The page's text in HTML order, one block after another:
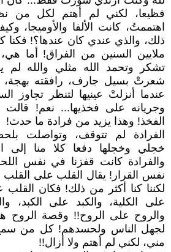
فظيعا، لكني لم أهتم لكل من
اهتممتُ، كانت الألفا والأوميجا،
ذلك، والذي عندي كان عندها؟! فكنا
ملايين السنين من الفراق! أما
تشكر وتحمد الله مثلي والله لم
شعرتْ بسيل جارف، رافقته
عندما أنزلتْ عينيها لتنظر تجاوز
وجريانه على فخذيها... نعم! قالت
الفخذ! وهذا يزيد من فرادة ما حدث!
الفرادة لم تتوقف، وتواصلت
خجلي وخجلها دفعا كلا منا إلى
والفرادة كانت قفزنا في نفس
نفس القرار! يقال القلب على
لكننا كنا أكثر من ذلك! فكان القلب
على الكلية، والكبد على الكبد،
والروح على الروح!! وقصة الروح
لجهل الناس ولحسدهم! كل من
مني، لكني لم أهتم ولا أزال!!